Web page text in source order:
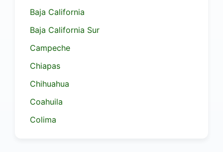
Baja California
Baja California Sur
Campeche
Chiapas
Chihuahua
Coahuila
Colima